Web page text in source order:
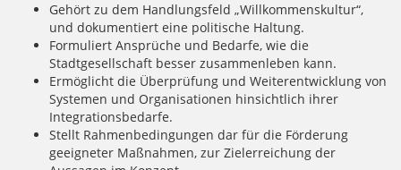
Gehört zu dem Handlungsfeld „Willkommenskultur“,
und dokumentiert eine politische Haltung.
Formuliert Ansprüche und Bedarfe, wie die
Stadtgesellschaft besser zusammenleben kann.
Ermöglicht die Überprüfung und Weiterentwicklung von
Systemen und Organisationen hinsichtlich ihrer
Integrationsbedarfe.
Stellt Rahmenbedingungen dar für die Förderung
geeigneter Maßnahmen, zur Zielerreichung der